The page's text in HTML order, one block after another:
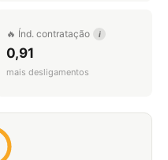
🔥 Índ. contratação i
0,91
mais desligamentos